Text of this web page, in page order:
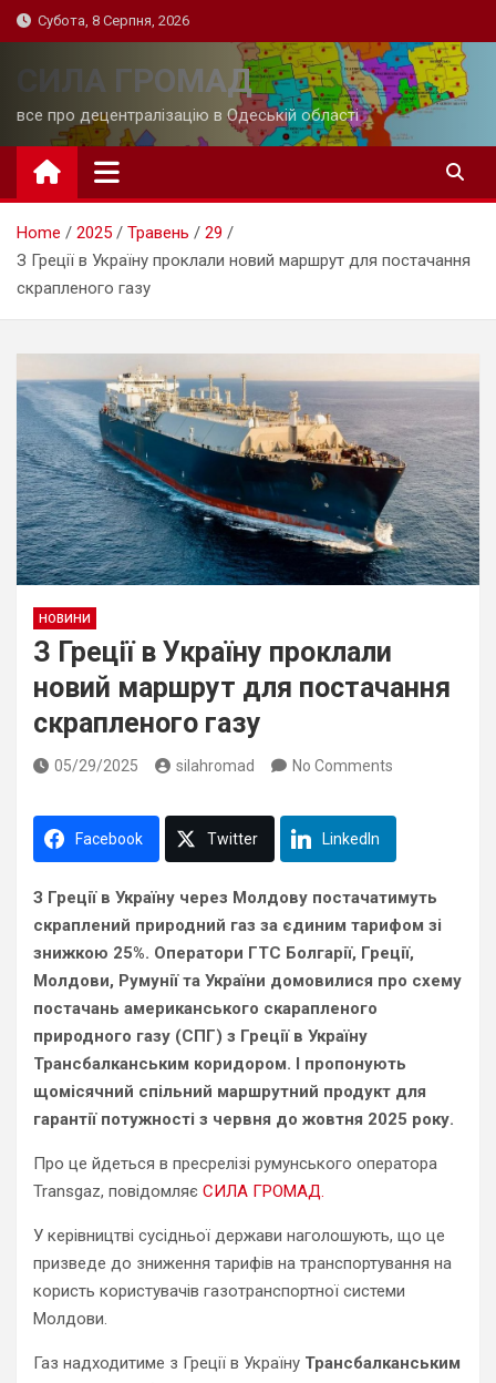
Skip
to
Субота, 8 Серпня, 2026
СИЛА ГРОМАД
все про децентралізацію в Одеській області
Home 2025 Травень
29
З Греції в Україну проклали новий маршрут для постачання
скрапленого газу
НОВИНИ
З Греції в Україну проклали
новий маршрут для постачання
скрапленого газу
05/29/2025 silahromad No Comments
Facebook Twitter LinkedIn
З Греції в Україну через Молдову постачатимуть
скраплений природний газ за єдиним тарифом зі
знижкою 25%. Оператори ГТС Болгарії, Греції,
Молдови, Румунії та України домовилися про схему
постачань американського скарапленого
природного газу (СПГ) з Греції в Україну
Трансбалканським коридором. І пропонують
щомісячний спільний маршрутний продукт для
гарантії потужності з червня до жовтня 2025 року.
Про це йдеться в пресрелізі румунського оператора
Transgaz, повідомляє СИЛА ГРОМАД.
У керівництві сусідньої держави наголошують, що це
призведе до зниження тарифів на транспортування на
користь користувачів газотранспортної системи
Молдови.
Газ надходитиме з Греції в Україну Трансбалканським